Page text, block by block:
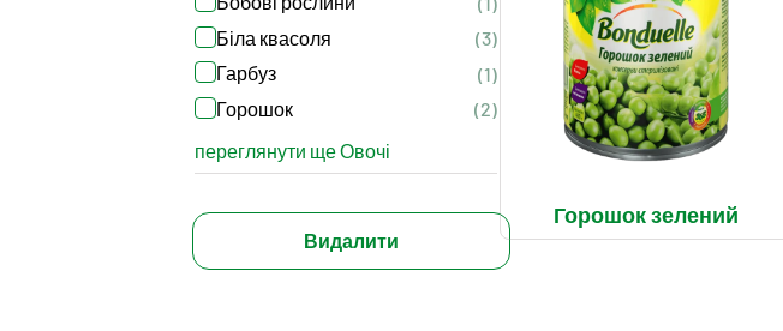
Біла квасоля
(3)
Гарбуз
(1)
Горошок
(2)
переглянути ще Овочі
Видалити
Горошок зелений